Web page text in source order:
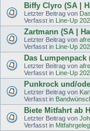
Biffy Clyro (SA |
Letzter Beitrag von
Verfasst in Line-Up
Zartmann (SA |
Letzter Beitrag von
Verfasst in Line-Up
Das Lumpenpack
Letzter Beitrag von
Verfasst in Line-Up
Punkrock und/
Letzter Beitrag von
Verfasst in
Biete Mitfahrt ab
Letzter Beitrag von
Verfasst in